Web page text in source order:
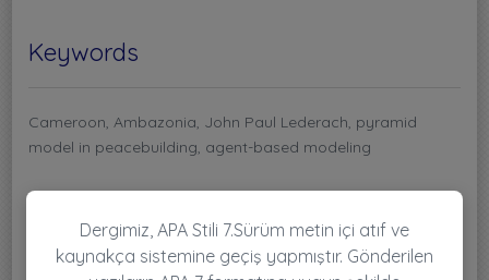
Keywords
Cameroon, Ambazonia, John Paul Lederach, pyramid
model in peacebuilding, agent-based modeling
2026-03-29
Dergimiz, APA Stili 7.Sürüm metin içi atıf ve
kaynakça sistemine geçiş yapmıştır. Gönderilen